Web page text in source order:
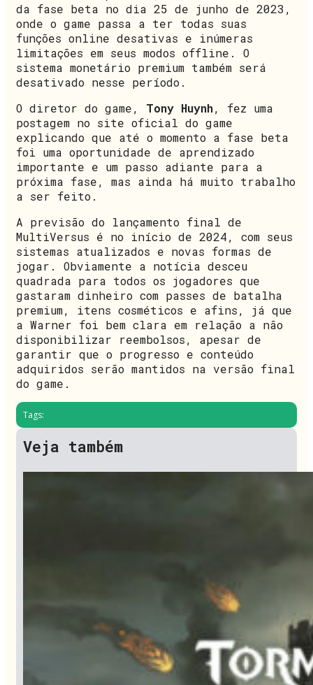
da fase beta no dia 25 de junho de 2023,
onde o game passa a ter todas suas
funções online desativas e inúmeras
limitações em seus modos offline. O
sistema monetário premium também será
desativado nesse período.
O diretor do game, Tony Huynh, fez uma
postagem no site oficial do game
explicando que até o momento a fase beta
foi uma oportunidade de aprendizado
importante e um passo adiante para a
próxima fase, mas ainda há muito trabalho
a ser feito.
A previsão do lançamento final de
MultiVersus é no início de 2024, com seus
sistemas atualizados e novas formas de
jogar. Obviamente a notícia desceu
quadrada para todos os jogadores que
gastaram dinheiro com passes de batalha
premium, itens cosméticos e afins, já que
a Warner foi bem clara em relação a não
disponibilizar reembolsos, apesar de
garantir que o progresso e conteúdo
adquiridos serão mantidos na versão final
do game.
Tags:
Veja também